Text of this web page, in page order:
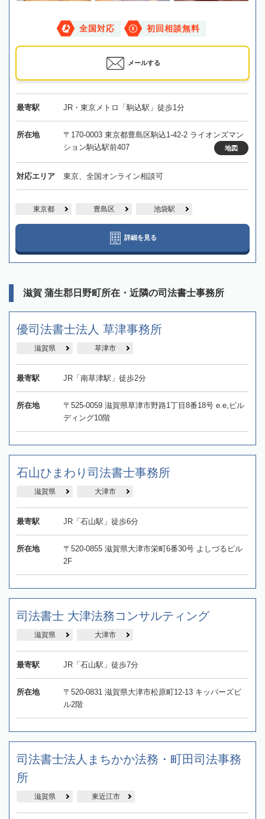
全国対応 初回相談無料
メールする
最寄駅 JR・東京メトロ「駒込駅」徒歩1分
所在地
〒170-0003 東京都豊島区駒込1-42-2 ライオンズマン
ション駒込駅前407
地図
対応エリア 東京、全国オンライン相談可
東京都 豊島区 池袋駅
詳細を見る
滋賀 蒲生郡日野町所在・近隣の司法書士事務所
優司法書士法人 草津事務所
滋賀県 草津市
最寄駅 JR「南草津駅」徒歩2分
所在地
〒525-0059 滋賀県草津市野路1丁目8番18号 e.e,ビル
ディング10階
石山ひまわり司法書士事務所
滋賀県 大津市
最寄駅 JR「石山駅」徒歩6分
所在地
〒520-0855 滋賀県大津市栄町6番30号 よしづるビル
2F
司法書士 大津法務コンサルティング
滋賀県 大津市
最寄駅 JR「石山駅」徒歩7分
所在地
〒520-0831 滋賀県大津市松原町12-13 キッパーズビ
ル2階
司法書士法人まちかか法務・町田司法事務
所
滋賀県 東近江市